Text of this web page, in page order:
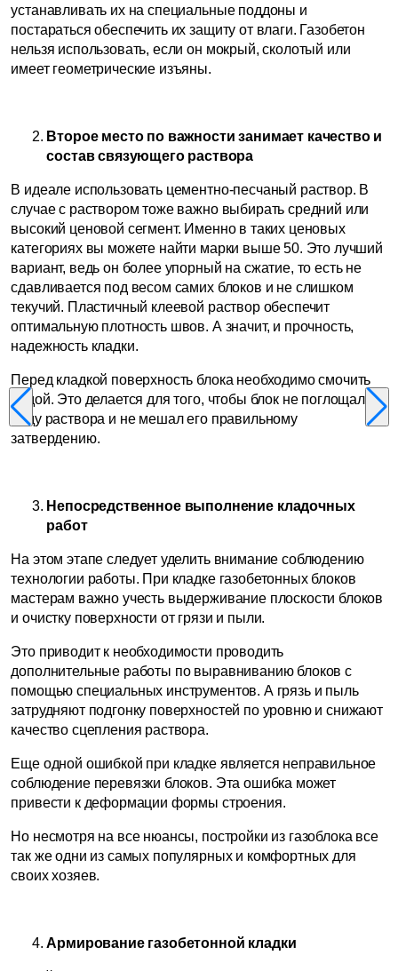
устанавливать их на специальные поддоны и
постараться обеспечить их защиту от влаги. Газобетон
нельзя использовать, если он мокрый, сколотый или
имеет геометрические изъяны.
Второе место по важности занимает качество и
состав связующего раствора
В идеале использовать цементно-песчаный раствор. В
случае с раствором тоже важно выбирать средний или
высокий ценовой сегмент. Именно в таких ценовых
категориях вы можете найти марки выше 50. Это лучший
вариант, ведь он более упорный на сжатие, то есть не
сдавливается под весом самих блоков и не слишком
текучий. Пластичный клеевой раствор обеспечит
оптимальную плотность швов. А значит, и прочность,
надежность кладки.
Перед кладкой поверхность блока необходимо смочить
водой. Это делается для того, чтобы блок не поглощал
воду раствора и не мешал его правильному
затвердению.
Непосредственное выполнение кладочных
работ
На этом этапе следует уделить внимание соблюдению
технологии работы. При кладке газобетонных блоков
мастерам важно учесть выдерживание плоскости блоков
и очистку поверхности от грязи и пыли.
Это приводит к необходимости проводить
дополнительные работы по выравниванию блоков с
помощью специальных инструментов. А грязь и пыль
затрудняют подгонку поверхностей по уровню и снижают
качество сцепления раствора.
Еще одной ошибкой при кладке является неправильное
соблюдение перевязки блоков. Эта ошибка может
привести к деформации формы строения.
Но несмотря на все нюансы, постройки из газоблока все
так же одни из самых популярных и комфортных для
своих хозяев.
Армирование газобетонной кладки